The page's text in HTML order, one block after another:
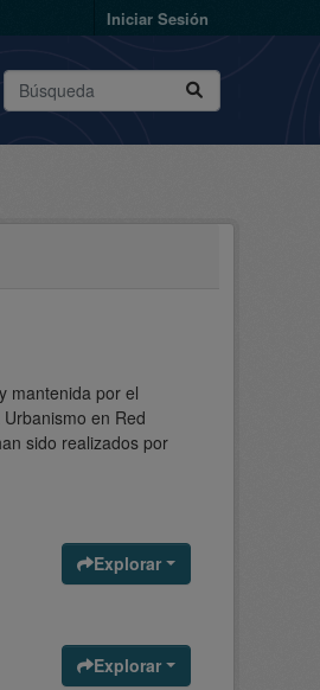
Iniciar Sesión
mantenida por el
en Red
sido realizados por
Explorar
Explorar